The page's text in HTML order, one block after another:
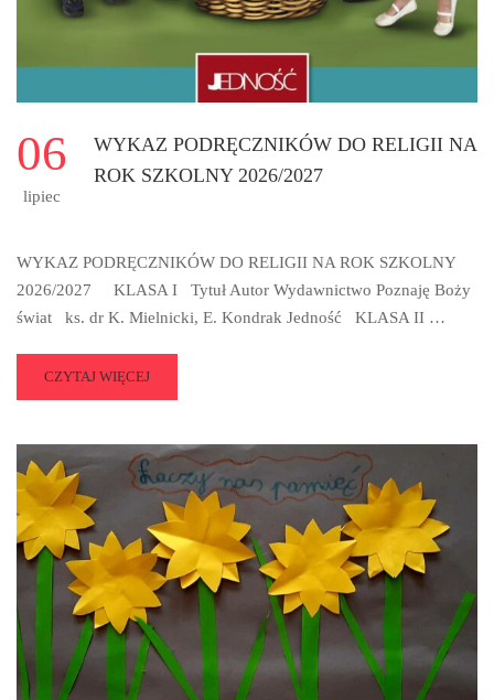
06
lipiec
WYKAZ PODRĘCZNIKÓW DO RELIGII NA
ROK SZKOLNY 2026/2027
WYKAZ PODRĘCZNIKÓW DO RELIGII NA ROK SZKOLNY
2026/2027 KLASA I Tytuł Autor Wydawnictwo Poznaję Boży
świat ks. dr K. Mielnicki, E. Kondrak Jedność KLASA II …
READ
MORE
WYKAZ
PODRĘCZNIKÓW
DO
RELIGII
NA
ROK
SZKOLNY
2026/2027
CZYTAJ WIĘCEJ